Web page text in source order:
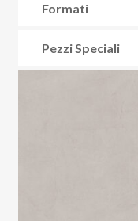
Formati
Pezzi Speciali